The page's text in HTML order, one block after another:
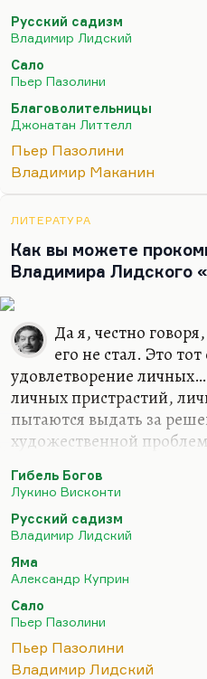
клубничных вещей, а где
проблематика насилия и
Пазолини, например, в
разделить эти вещи.
о том, как Пазолини
предлогом
Поэтому я не люблю эту
говорить, она была в
Русский садизм
Владимир Лидский
Сало
Пьер Пазолини
Благоволительницы
Джонатан Литтелл
Пьер Пазолини
Владимир Маканин
ЛИТЕРАТУРА
Как вы можете
Владимира Лидского
Да я, честно
его не стал. Это
удовлетворение
личных пристрастий,
пытаются выдать за
художественной
Содома», когда Пьер
(безусловно,
собственного
и пыточные сцены, а
антифашистское кино.
есть. Но вот
богов», а «120 дней
самоудовлетворение.
Примерно такая же
Гибель Богов
Лукино Висконти
Русский садизм
Владимир Лидский
Яма
Александр Куприн
Сало
Пьер Пазолини
Пьер Пазолини
Владимир Лидский